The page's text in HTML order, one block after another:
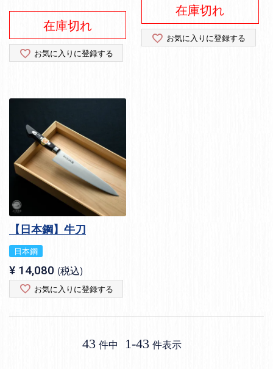
在庫切れ
お気に入りに登録する
在庫切れ
お気に入りに登録する
【日本鋼】牛刀
日本鋼
¥ 14,080 税込
お気に入りに登録する
43 件中 1-43 件表示